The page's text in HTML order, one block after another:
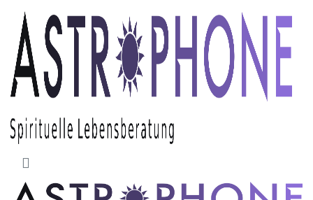
Skip to main content